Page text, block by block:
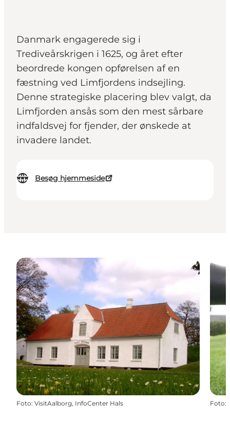
Danmark engagerede sig i
Trediveårskrigen i 1625, og året efter
beordrede kongen opførelsen af en
fæstning ved Limfjordens indsejling.
Denne strategiske placering blev valgt, da
Limfjorden ansås som den mest sårbare
indfaldsvej for fjender, der ønskede at
invadere landet.
Besøg hjemmeside
Foto: VisitAalborg, InfoCenter Hals Foto: